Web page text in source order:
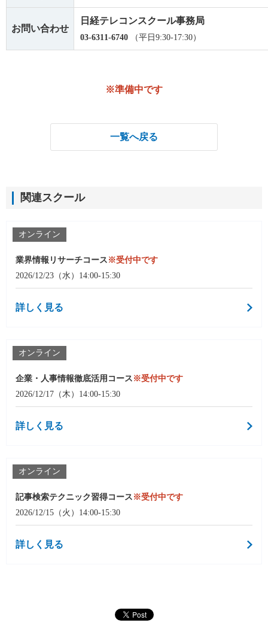
お問い合わせ
日経テレコンスクール事務局
03-6311-6740 （平日9:30-17:30）
※準備中です
一覧へ戻る
関連スクール
業界情報リサーチコース ※受付中です
2026/12/23（水）14:00-15:30
詳しく見る
オンライン
企業・人事情報徹底活用コース ※受付中です
2026/12/17（木）14:00-15:30
詳しく見る
オンライン
記事検索テクニック習得コース ※受付中です
2026/12/15（火）14:00-15:30
詳しく見る
オンライン